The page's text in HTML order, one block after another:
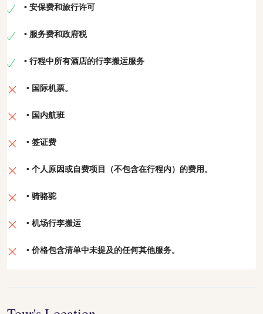
• 安保费和旅行许可
• 服务费和政府税
• 行程中所有酒店的行李搬运服务
• 国际机票。
• 国内航班
• 签证费
• 个人原因或自费项目（不包含在行程内）的费用。
• 骑骆驼
• 机场行李搬运
• 价格包含清单中未提及的任何其他服务。